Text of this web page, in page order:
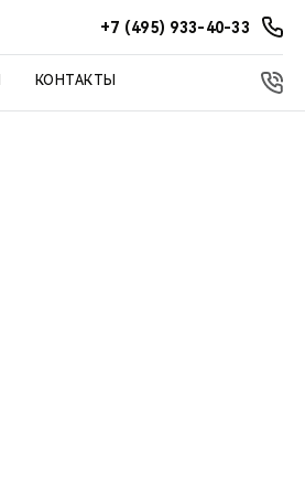
+7 (495) 933-40-33
КОНТАКТЫ